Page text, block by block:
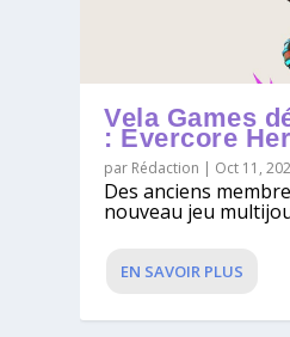
Vela Games
: Evercore
par Rédaction | Oct 11,
Des anciens
nouveau jeu
EN SAVOIR PLUS